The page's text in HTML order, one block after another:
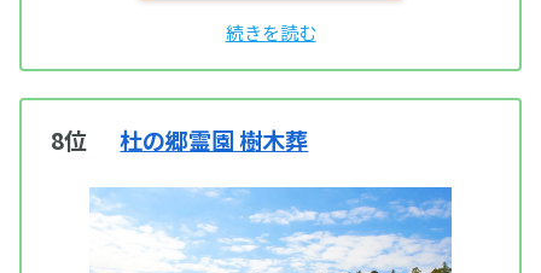
8位 杜の郷霊園 樹木葬